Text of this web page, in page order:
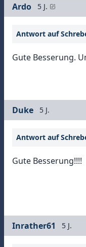
Ardo 5 J.
Antwort auf
Gute Besserung.
Duke 5 J.
Antwort auf
Gute Besserung!!!!
Inrather61 5 J.